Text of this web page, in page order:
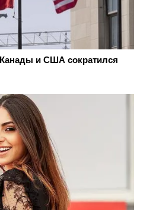
и США сократился